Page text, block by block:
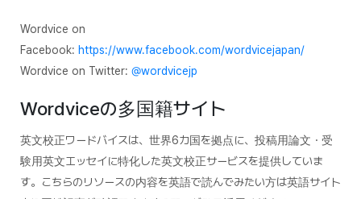
Wordvice on
Facebook: https://www.facebook.com/wordvicejapan/
Wordvice on Twitter: @wordvicejp
Wordviceの多国籍サイト
英文校正ワードバイスは、世界6カ国を拠点に、投稿用論文・受
験用英文エッセイに特化した英文校正サービスを提供していま
す。こちらのリソースの内容を英語で読んでみたい方は英語サイト